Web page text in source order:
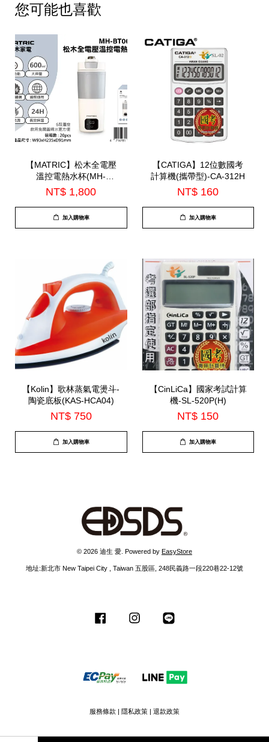
您可能也喜歡
【MATRIC】松木全電壓
溫控電熱水杯(MH-
BT0625L)
NT$ 1,800
加入購物車
【CATIGA】12位數國考
計算機(攜帶型)-CA-312H
NT$ 160
加入購物車
【Kolin】歌林蒸氣電燙斗-
陶瓷底板(KAS-HCA04)
NT$ 750
加入購物車
【CinLiCa】國家考試計算
機-SL-520P(H)
NT$ 150
加入購物車
© 2026 迪生 愛. Powered by EasyStore
地址:新北市 New Taipei City , Taiwan 五股區, 248民義路一段220巷22-12號
Facebook Instagram
服務條款 | 隱私政策 | 退款政策